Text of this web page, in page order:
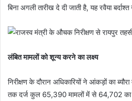
बिना अगली तारीख दे दी जाती है, यह रवैया बर्दाश्त
​लंबित मामलों को शून्य करने का लक्ष्य
निरीक्षण के दौरान अधिकारियों ने आंकड़ों का
तक दर्ज कुल 65,390 मामलों में से 64,702 का